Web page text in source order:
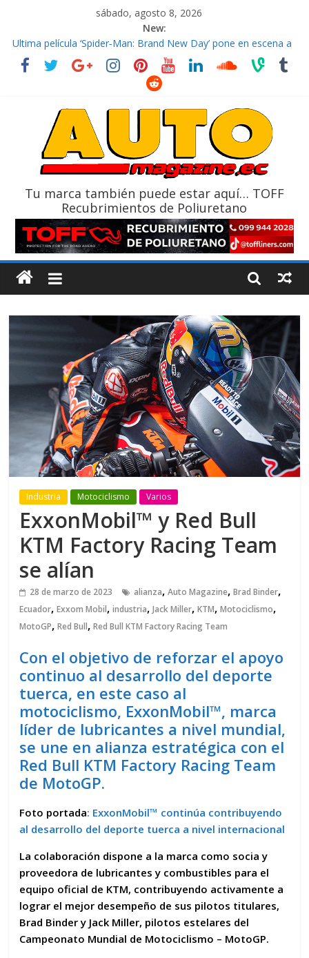
sábado, agosto 8, 2026
New:
El costo de tener un vehículo gana protagonismo a la hora de
decidir
Ultima película ‘Spider‑Man: Brand New Day’ pone en escena a
La Vuelta al Ecuador 2026, edición 47ª, recorre 7 provincias en 8
La FEDAK recibe 12 Sinotruk Bolden para cubrir las rutas de La
Tu marca también puede estar aquí… TOFF
Recubrimientos de Poliuretano
Industria Motociclismo Varios
ExxonMobil™ y Red Bull
KTM Factory Racing Team
se alían
28 de marzo de 2023 alianza,Auto Magazine,Brad Binder,
Ecuador,Exxom Mobil,industria,Jack Miller,KTM,Motociclismo,
MotoGP,Red Bull,Red Bull KTM Factory Racing Team
Con el objetivo de reforzar el apoyo
continuo al desarrollo del deporte
tuerca, en este caso al
motociclismo, ExxonMobil™, marca
líder de lubricantes a nivel mundial,
se une en alianza estratégica con el
Red Bull KTM Factory Racing Team
de MotoGP.
Foto portada: ExxonMobil™ continúa contribuyendo
al desarrollo del deporte tuerca a nivel internacional
La colaboración dispone a la marca como socia y
proveedora de lubricantes y combustibles para el
equipo oficial de KTM, contribuyendo activamente a
lograr el mejor desempeño de sus pilotos titulares,
Brad Bindery Jack Miller, pilotos estelares del
Campeonato Mundial de Motociclismo – MotoGP.